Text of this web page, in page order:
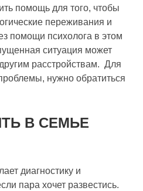
помощь для того, чтобы
переживания и
помощи психолога в этом
ситуация может
расстройствам. Для
нужно обратиться
В СЕМЬЕ
диагностику и
пара хочет развестись.